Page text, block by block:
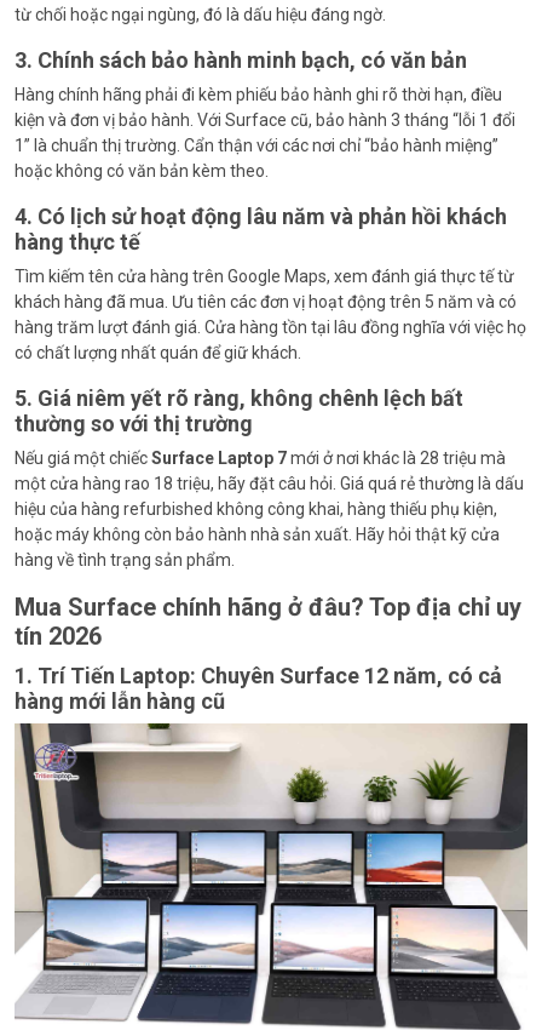
từ chối hoặc ngại ngùng, đó là dấu hiệu đáng ngờ.
3. Chính sách bảo hành minh bạch, có văn bản
Hàng chính hãng phải đi kèm phiếu bảo hành ghi rõ thời hạn, điều
kiện và đơn vị bảo hành. Với Surface cũ, bảo hành 3 tháng “lỗi 1 đổi
1” là chuẩn thị trường. Cẩn thận với các nơi chỉ “bảo hành miệng”
hoặc không có văn bản kèm theo.
4. Có lịch sử hoạt động lâu năm và phản hồi khách
hàng thực tế
Tìm kiếm tên cửa hàng trên Google Maps, xem đánh giá thực tế từ
khách hàng đã mua. Ưu tiên các đơn vị hoạt động trên 5 năm và có
hàng trăm lượt đánh giá. Cửa hàng tồn tại lâu đồng nghĩa với việc họ
có chất lượng nhất quán để giữ khách.
5. Giá niêm yết rõ ràng, không chênh lệch bất
thường so với thị trường
Nếu giá một chiếcSurface Laptop 7mới ở nơi khác là 28 triệu mà
một cửa hàng rao 18 triệu, hãy đặt câu hỏi. Giá quá rẻ thường là dấu
hiệu của hàng refurbished không công khai, hàng thiếu phụ kiện,
hoặc máy không còn bảo hành nhà sản xuất. Hãy hỏi thật kỹ cửa
hàng về tình trạng sản phẩm.
Mua Surface chính hãng ở đâu? Top địa chỉ uy
tín 2026
1. Trí Tiến Laptop: Chuyên Surface 12 năm, có cả
hàng mới lẫn hàng cũ